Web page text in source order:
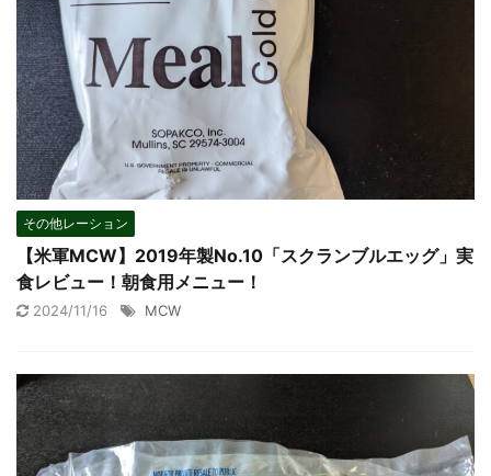
その他レーション
【米軍MCW】2019年製No.10「スクランブルエッグ」実
食レビュー！朝食用メニュー！
2024/11/16 MCW